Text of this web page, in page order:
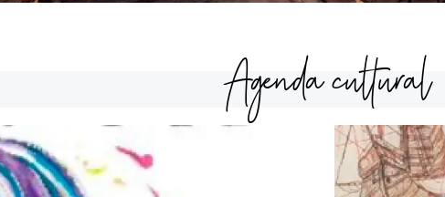
Agenda cultural